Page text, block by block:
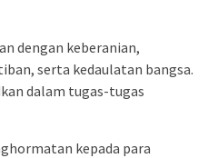
dengan keberanian,
serta kedaulatan bangsa.
dalam tugas-tugas
kepada para